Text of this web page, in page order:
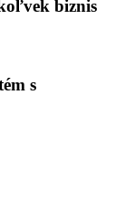
biznis
s